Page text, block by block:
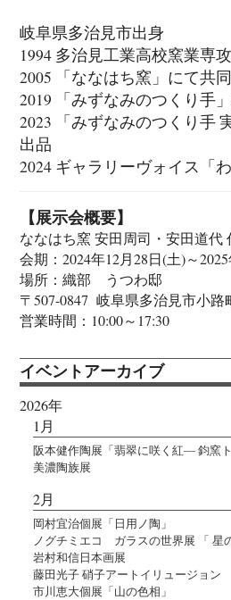
岐阜県多治見市出身
1994 多治見工業高校窯業専
2005 「ななはち窯」にて共
2019 「みずなみのつくり手
2023 「みずなみのつくり手
出品
2024 ギャラリーヴォイス「
【展示会概要】
ななはち窯 安田周司・安田道代
会期：2024年12月28日(土)～
場所：織部 うつわ邸
〒507-0847 岐阜県多治見市小
営業時間：10:00～17:30
イベントアーカイブ
2026年
1月
阪本健作陶展「翡翠に咲く紅― 鈞窯
美濃陶族展
2月
岡村宜治個展「日用ノ陶」
ノグチミエコ ガラスの世界展 「 星
岩村和信日本画展
藤田光子 硝子アートイリュージョン
市川恵大個展「山の色相」